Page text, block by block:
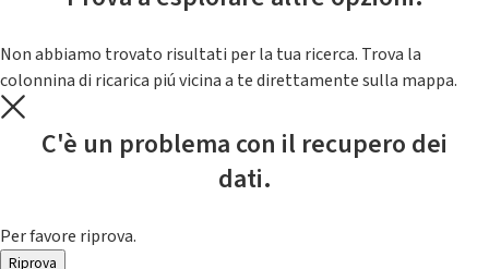
Non abbiamo trovato risultati per la tua ricerca. Trova la
colonnina di ricarica piú vicina a te direttamente sulla mappa.
C'è un problema con il recupero dei
dati.
Per favore riprova.
Riprova